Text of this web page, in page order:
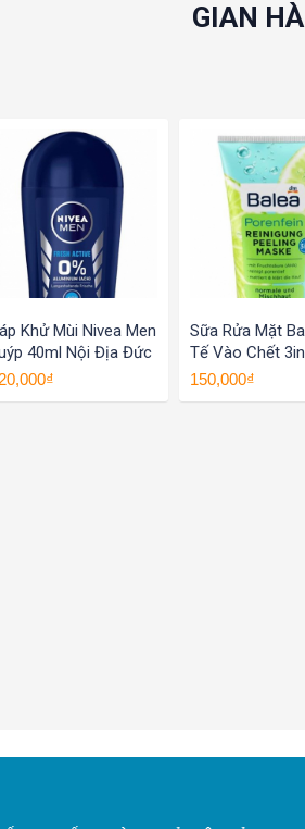
GIAN
Khử Mùi Nivea Men
40ml Nội Địa Đức
Sữa Rửa Mặt
Tế Vào Chết
150,000₫